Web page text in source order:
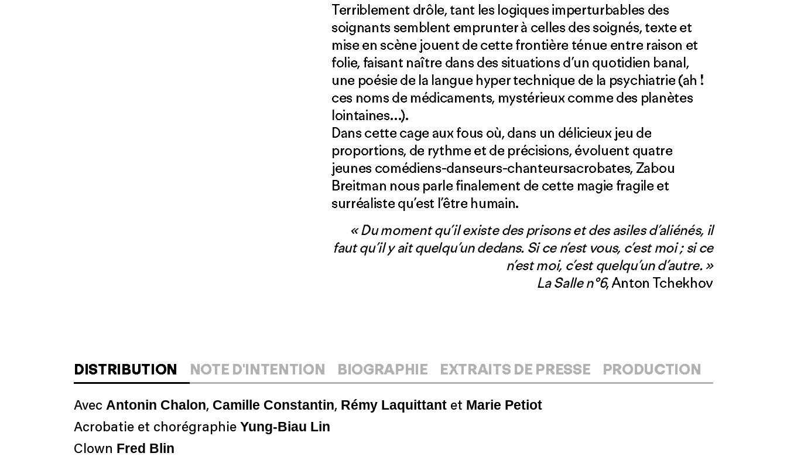
Terriblement drôle, tant les logiques imperturbables des
soignants semblent emprunter à celles des soignés, texte et
mise en scène jouent de cette frontière ténue entre raison et
folie, faisant naître dans des situations d’un quotidien banal,
une poésie de la langue hyper technique de la psychiatrie (ah !
ces noms de médicaments, mystérieux comme des planètes
lointaines…).
Dans cette cage aux fous où, dans un délicieux jeu de
proportions, de rythme et de précisions, évoluent quatre
jeunes comédiens-danseurs-chanteursacrobates, Zabou
Breitman nous parle finalement de cette magie fragile et
surréaliste qu’est l’être humain.
« Du moment qu’il existe des prisons et des asiles d’aliénés, il
faut qu’il y ait quelqu’un dedans. Si ce n’est vous, c’est moi ; si ce
n’est moi, c’est quelqu’un d’autre. »
La Salle n°6, Anton Tchekhov
DISTRIBUTION NOTE D'INTENTION BIOGRAPHIE EXTRAITS DE PRESSE PRODUCTION
Avec Antonin Chalon, Camille Constantin, Rémy Laquittant et Marie Petiot
Acrobatie et chorégraphie Yung-Biau Lin
Clown Fred Blin